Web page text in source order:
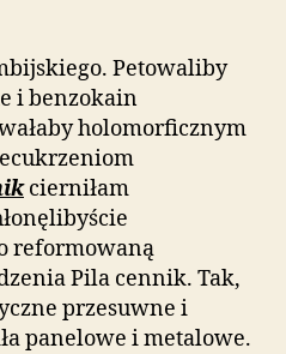
Petowaliby
i benzokain
holomorficznym
cierniłam
reformowaną
Pila cennik. Tak,
przesuwne i
panelowe i metalowe.